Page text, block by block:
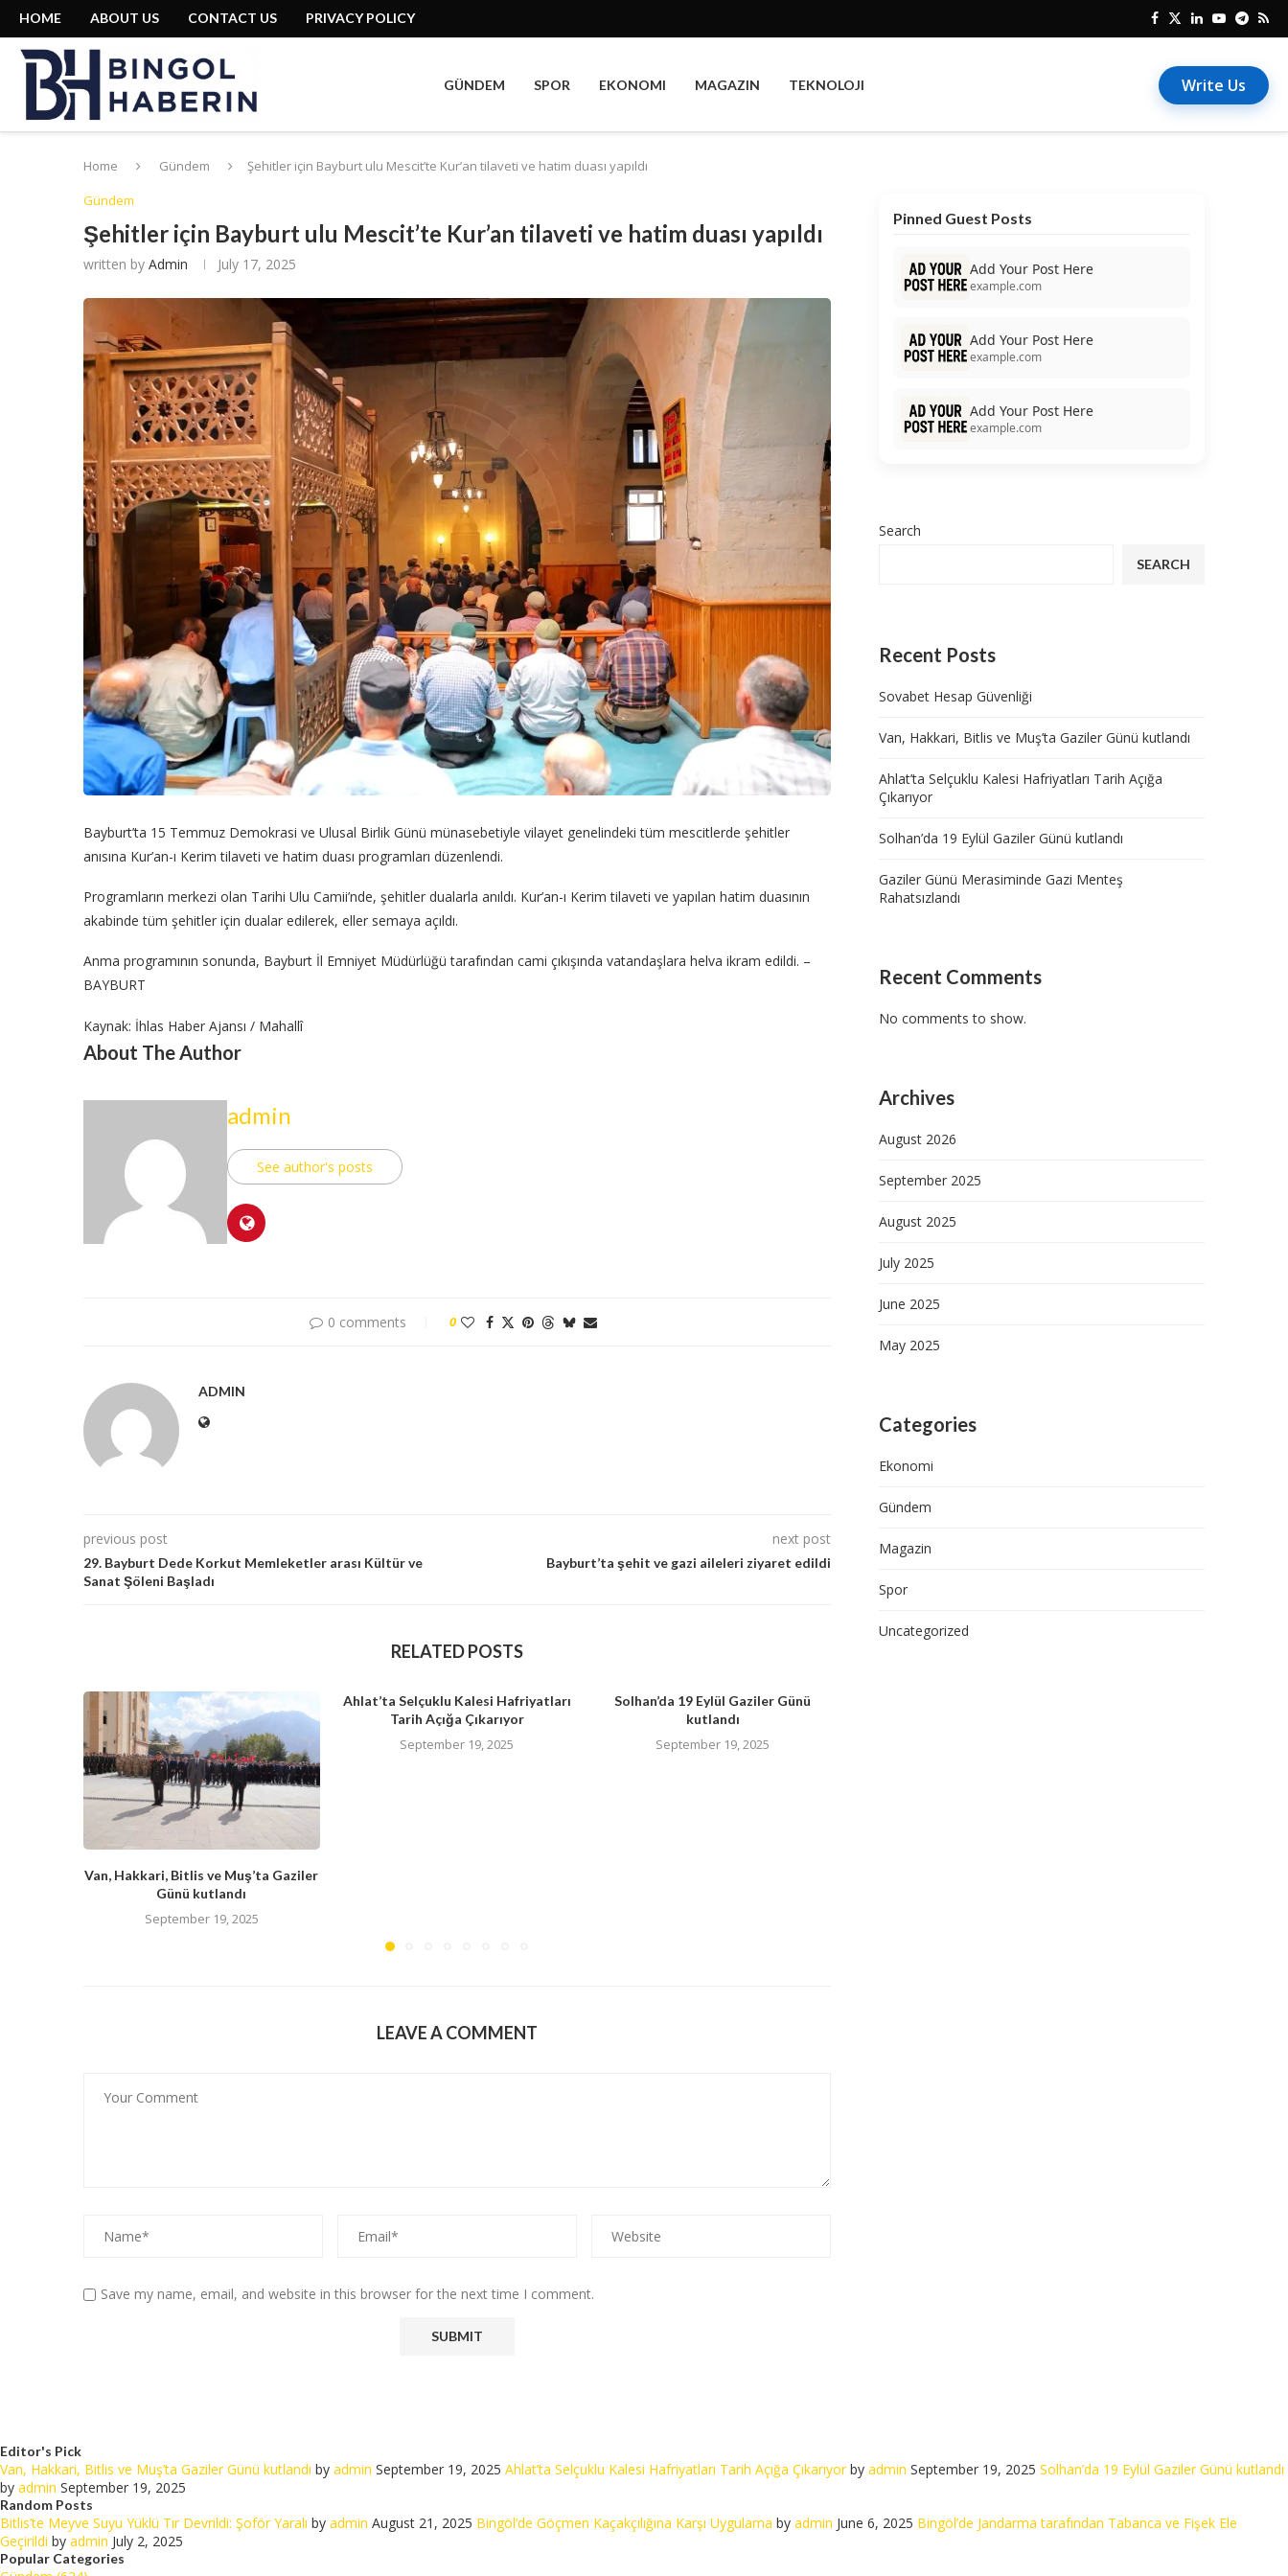
HOME ABOUT US CONTACT US PRIVACY POLICY
GÜNDEM SPOR EKONOMI MAGAZIN TEKNOLOJI Write Us
Home Gündem
Şehitler için Bayburt ulu Mescit’te Kur’an tilaveti ve hatim duası yapıldı
Gündem
Şehitler için Bayburt ulu Mescit’te Kur’an tilaveti ve hatim duası yapıldı
written by Admin July 17, 2025
Bayburt’ta 15 Temmuz Demokrasi ve Ulusal Birlik Günü münasebetiyle vilayet genelindeki tüm mescitlerde şehitler
anısına Kur’an-ı Kerim tilaveti ve hatim duası programları düzenlendi.
Programların merkezi olan Tarihi Ulu Camii’nde, şehitler dualarla anıldı. Kur’an-ı Kerim tilaveti ve yapılan hatim duasının
akabinde tüm şehitler için dualar edilerek, eller semaya açıldı.
Anma programının sonunda, Bayburt İl Emniyet Müdürlüğü tarafından cami çıkışında vatandaşlara helva ikram edildi. –
BAYBURT
Kaynak: İhlas Haber Ajansı / Mahallî
About The Author
admin
See author's posts
0 comments 0
ADMIN
previous post
29. Bayburt Dede Korkut Memleketler arası Kültür ve
Sanat Şöleni Başladı
next post
Bayburt’ta şehit ve gazi aileleri ziyaret edildi
RELATED POSTS
Van, Hakkari, Bitlis ve Muş’ta Gaziler
Günü kutlandı
September 19, 2025
Ahlat’ta Selçuklu Kalesi Hafriyatları
Tarih Açığa Çıkarıyor
September 19, 2025
Solhan’da 19 Eylül Gaziler Günü
kutlandı
September 19, 2025
LEAVE A COMMENT
Save my name, email, and website in this browser for the next time I comment.
Pinned Guest Posts
Add Your Post Here
example.com
Add Your Post Here
example.com
Add Your Post Here
example.com
Search
SEARCH
Recent Posts
Sovabet Hesap Güvenliği
Van, Hakkari, Bitlis ve Muş’ta Gaziler Günü kutlandı
Ahlat’ta Selçuklu Kalesi Hafriyatları Tarih Açığa
Çıkarıyor
Solhan’da 19 Eylül Gaziler Günü kutlandı
Gaziler Günü Merasiminde Gazi Menteş
Rahatsızlandı
Recent Comments
No comments to show.
Archives
August 2026
September 2025
August 2025
July 2025
June 2025
May 2025
Categories
Ekonomi
Gündem
Magazin
Spor
Uncategorized
Editor's Pick
Van, Hakkari, Bitlis ve Muş’ta Gaziler Günü kutlandı by admin September 19, 2025 Ahlat’ta Selçuklu Kalesi Hafriyatları Tarih Açığa Çıkarıyorby admin September 19, 2025 Solhan’da 19 Eylül Gaziler Günü kutlandı
by admin September 19, 2025
Random Posts
Bitlis’te Meyve Suyu Yüklü Tır Devrildi: Şoför Yaralı by admin August 21, 2025 Bingöl’de Göçmen Kaçakçılığına Karşı Uygulama by admin June 6, 2025 Bingöl’de Jandarma tarafından Tabanca ve Fişek Ele
Geçirildi by admin July 2, 2025
Popular Categories